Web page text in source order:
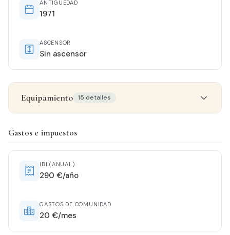
ANTIGÜEDAD
1971
ASCENSOR
Sin ascensor
Equipamiento 15 detalles
ESTADO
Entrar a vivir
Este
CALEFACCIÓN
Gastos e impuestos
IBI (ANUAL)
290 €/año
GASTOS DE COMUNIDAD
20 €/mes